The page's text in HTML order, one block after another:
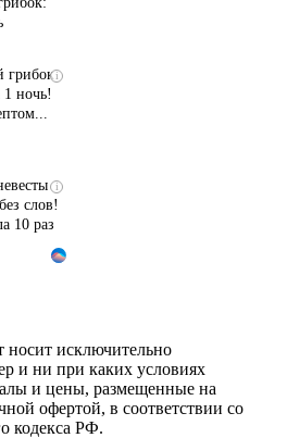
1 ночь!
слов!
10 раз
пару
i
вы
долго
исключительно
и ни при каких условиях
и цены, размещенные на
офертой, в соответствии со
кодекса РФ.